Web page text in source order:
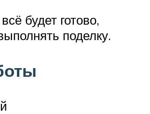
будет готово,
поделку.